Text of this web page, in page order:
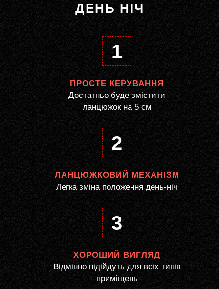
ДЕНЬ НІЧ
1
ПРОСТЕ КЕРУВАННЯ
Достатньо буде змістити
ланцюжок на 5 см
2
ЛАНЦЮЖКОВИЙ МЕХАНІЗМ
Легка зміна положення день-ніч
3
ХОРОШИЙ ВИГЛЯД
Відмінно підійдуть для всіх типів
приміщень